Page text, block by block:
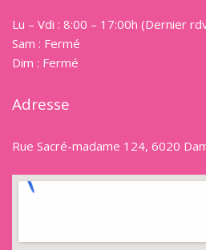
Lu – Vdi : 8:00 – 17:00h (Dernier
Sam : Fermé
Dim : Fermé
Adresse
Rue Sacré-madame 124, 6020